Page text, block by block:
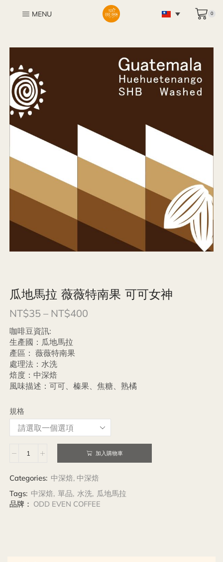
MENU 0
瓜地馬拉 薇薇特南果 可可女神
NT$35 – NT$400
咖啡豆資訊:
生產國：瓜地馬拉
產區： 薇薇特南果
處理法：水洗
焙度：中深焙
風味描述：可可、榛果、焦糖、熟橘
規格
加入購物車
Categories: 中深焙, 中深焙
Tags: 中深焙, 單品, 水洗, 瓜地馬拉
品牌： ODD EVEN COFFEE